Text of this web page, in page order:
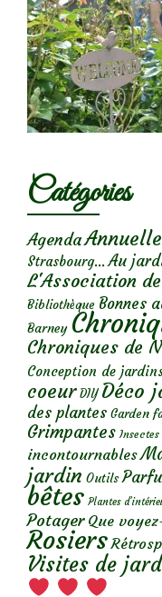
Catégories
Agenda
Strasbourg... Au
L'Association
Bibliothèque Bonnes
Barney
Chroniques de
Conception de
coeur DIY Déco
des plantes Garden
Grimpantes Insectes
incontournables
jardin Outils
bêtes Plantes
Potager Que
Rosiers
Visites de